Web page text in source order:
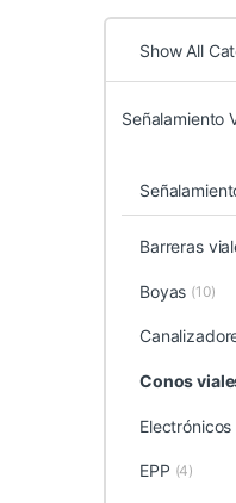
Show All
Señalamiento
Barreras
Boyas (10)
Conos
Electrónicos
EPP (4)